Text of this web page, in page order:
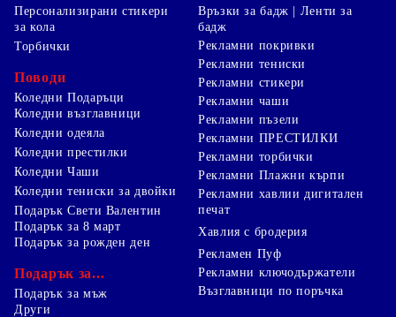
Персонализирани стикери
за кола
Торбички
Поводи
Коледни Подаръци
Коледни възглавници
Коледни одеяла
Коледни престилки
Коледни Чаши
Коледни тениски за двойки
Подарък Свети Валентин
Подарък за 8 март
Подарък за рожден ден
Подарък за...
Подарък за мъж
Връзки за бадж | Ленти за
бадж
Рекламни покривки
Рекламни тениски
Рекламни стикери
Рекламни чаши
Рекламни пъзели
Рекламни ПРЕСТИЛКИ
Рекламни торбички
Рекламни Плажни кърпи
Рекламни хавлии дигитален
печат
Хавлия с бродерия
Рекламен Пуф
Рекламни ключодържатели
Възглавници по поръчка
Други